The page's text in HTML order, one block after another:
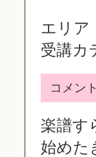
エリア
受講カ
コメント
楽譜す
始めた